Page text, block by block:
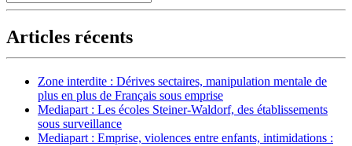
Articles récents
Zone interdite : Dérives sectaires, manipulation mentale de
plus en plus de Français sous emprise
Mediapart : Les écoles Steiner-Waldorf, des établissements
sous surveillance
Mediapart : Emprise, violences entre enfants, intimidations :